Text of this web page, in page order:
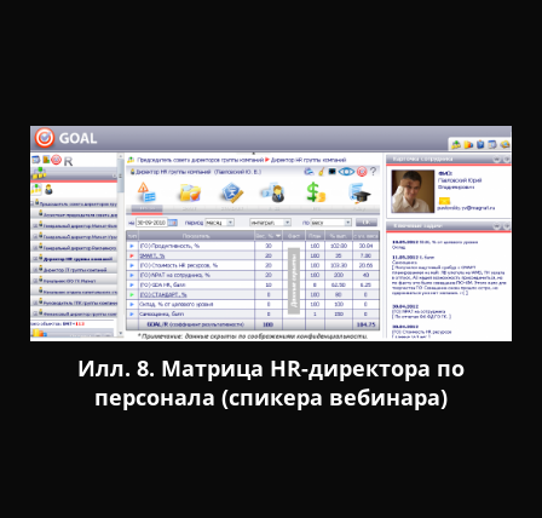
Илл. 8. Матрица HR-директора по
персонала (спикера вебинара)